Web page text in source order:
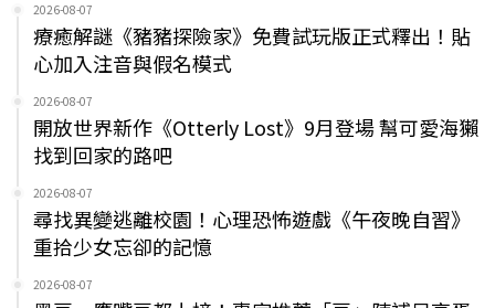
2026-08-07
療癒解謎《豬豬探險家》免費試玩版正式釋出！貼
心加入注音與假名模式
2026-08-07
開放世界新作《Otterly Lost》9月登場 幫可愛海獺
找到回家的路吧
2026-08-07
尋找異變逃離校園！心理恐怖遊戲《午夜晚自習》
重拾少女忘卻的記憶
2026-08-07